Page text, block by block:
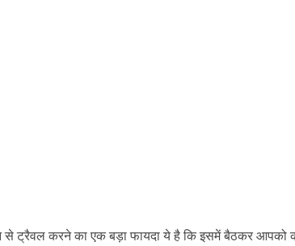
से ट्रैवल करने का एक बड़ा फायदा ये है कि इसमें बैठकर आपको